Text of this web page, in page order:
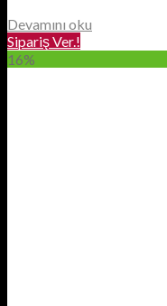
Devamını oku
Sipariş Ver.!
16%